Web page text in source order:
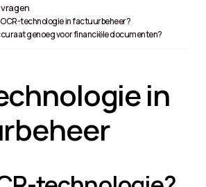
technologie in factuurbeheer?
genoeg voor financiële documenten?
in